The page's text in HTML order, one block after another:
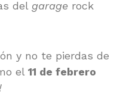
del garage rock
y no te pierdas de
el 11 de febrero